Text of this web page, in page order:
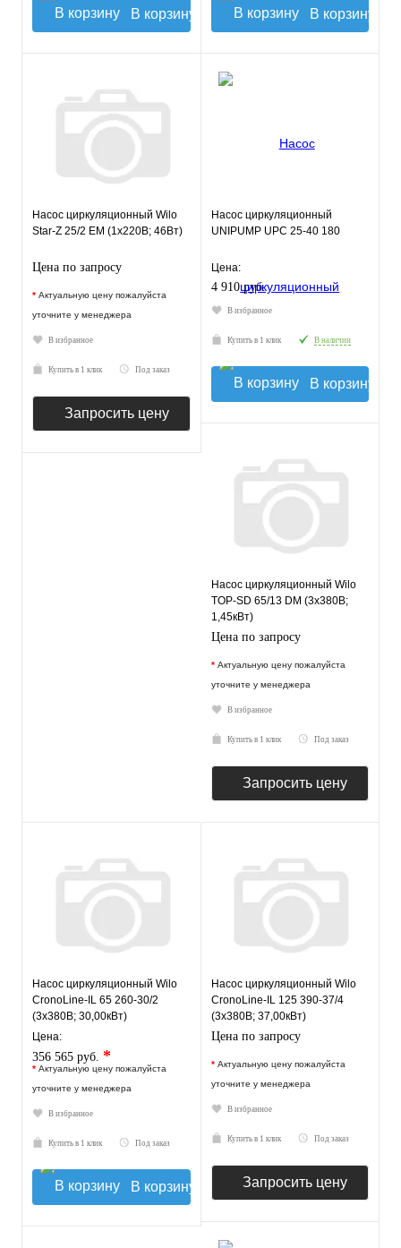
В корзину В корзину
Насос циркуляционный Wilo
Star-Z 25/2 EM (1х220В; 46Вт)
Цена по запросу
* Актуальную цену пожалуйста
уточните у менеджера
В избранное
Купить в 1 клик Под заказ
Запросить цену
Насос циркуляционный
UNIPUMP UPC 25-40 180
Цена:
4 910 руб.
В избранное
Купить в 1 клик В наличии
В корзину
Насос циркуляционный Wilo
TOP-SD 65/13 DM (3х380В;
1,45кВт)
Цена по запросу
* Актуальную цену пожалуйста
уточните у менеджера
В избранное
Купить в 1 клик Под заказ
Запросить цену
Насос циркуляционный Wilo
CronoLine-IL 65 260-30/2
(3х380В; 30,00кВт)
Цена:
356 565 руб. *
* Актуальную цену пожалуйста
уточните у менеджера
В избранное
Купить в 1 клик Под заказ
В корзину
Насос циркуляционный Wilo
CronoLine-IL 125 390-37/4
(3х380В; 37,00кВт)
Цена по запросу
* Актуальную цену пожалуйста
уточните у менеджера
В избранное
Купить в 1 клик Под заказ
Запросить цену